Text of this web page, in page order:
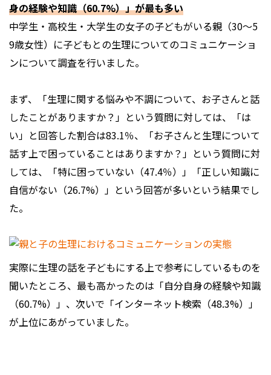
身の経験や知識（60.7%）」が最も多い
中学生・高校生・大学生の女子の子どもがいる親（30〜5
9歳女性）に子どもとの生理についてのコミュニケーショ
ンについて調査を行いました。
まず、「生理に関する悩みや不調について、お子さんと話
したことがありますか？」という質問に対しては、「は
い」と回答した割合は83.1％、「お子さんと生理について
話す上で困っていることはありますか？」という質問に対
しては、「特に困っていない（47.4％）」「正しい知識に
自信がない（26.7%）」という回答が多いという結果でし
た。
実際に生理の話を子どもにする上で参考にしているものを
聞いたところ、最も高かったのは「自分自身の経験や知識
（60.7%）」、次いで「インターネット検索（48.3%）」
が上位にあがっていました。